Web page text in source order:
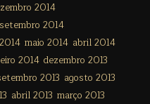
2014
setembro 2014
maio 2014 abril 2014
2014 dezembro 2013
2013 agosto 2013
abril 2013 março 2013